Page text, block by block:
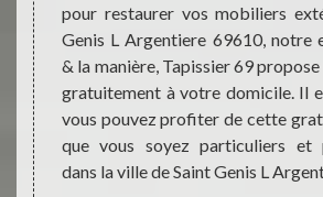
peut
fait,
à
pour restaurer vos mobiliers
Genis L Argentiere 69610, notre
& la manière, Tapissier 69
gratuitement à votre domicile. Il
vous pouvez profiter de cette
que vous soyez particuliers et
dans la ville de Saint Genis L